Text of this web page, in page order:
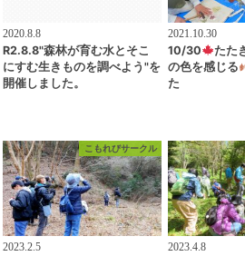
2020.8.8
R2.8.8"森林が育む水とそこ
にすむ生きものを調べよう"を
開催しました。
2021.10.30
10/30
たた
の色を感じる
た
こもれびサークル
2023.2.5 2023.4.8